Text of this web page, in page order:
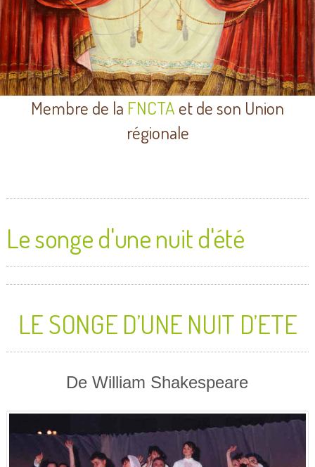
Membre de la FNCTA et de son Union
régionale
Le songe d'une nuit d'été
LE SONGE D’UNE NUIT D’ETE
De William Shakespeare